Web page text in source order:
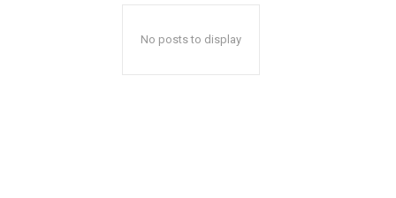
No posts to display